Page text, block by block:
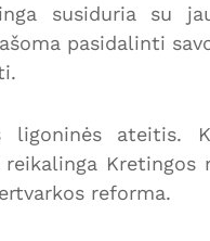
susiduria su
pasidalinti
ateitis.
Kretingos
reforma.